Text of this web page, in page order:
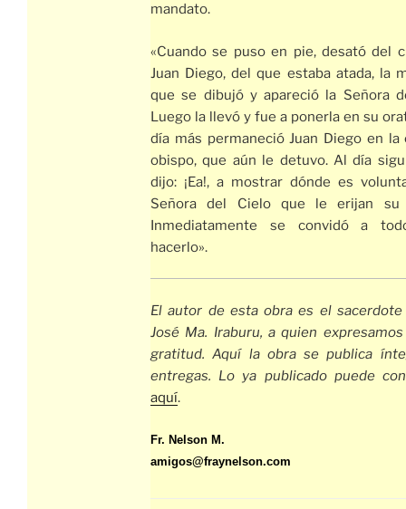
mandato.
«Cuando se puso en pie, desató del
Juan Diego, del que estaba atada, la
que se dibujó y apareció la Señora
Luego la llevó y fue a ponerla en su
día más permaneció Juan Diego en la
obispo, que aún le detuvo. Al día
dijo: ¡Ea!, a mostrar dónde es
Señora del Cielo que le erijan su
Inmediatamente se convidó a
hacerlo».
El autor de esta obra es el sacerdote
José Ma. Iraburu, a quien
gratitud. Aquí la obra se publica
entregas. Lo ya publicado puede
aquí.
Fr. Nelson M.
amigos@fraynelson.com